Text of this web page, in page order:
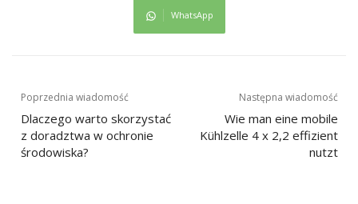
WhatsApp
Nawigacja
wpisu
Poprzednia wiadomość
Dlaczego warto skorzystać
z doradztwa w ochronie
środowiska?
Następna wiadomość
Wie man eine mobile
Kühlzelle 4 x 2,2 effizient
nutzt